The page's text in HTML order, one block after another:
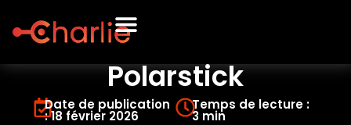
Polarstick
Date de publication
: 18 février 2026
Temps de lecture :
3 min